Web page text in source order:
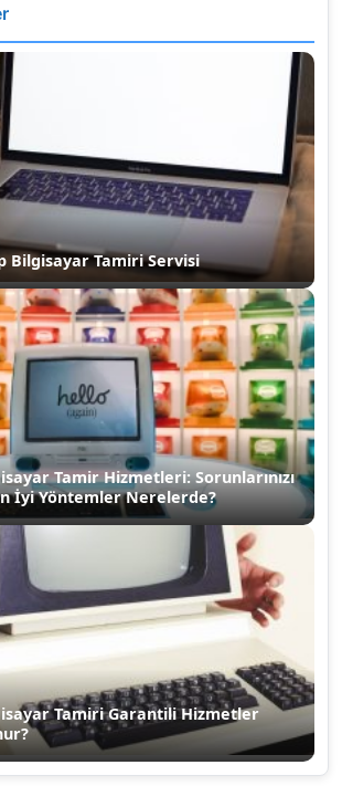
Bilgisayar Tamiri Servisi
Tamir Hizmetleri: Sorunlarınızı
İyi Yöntemler Nerelerde?
Tamiri Garantili Hizmetler